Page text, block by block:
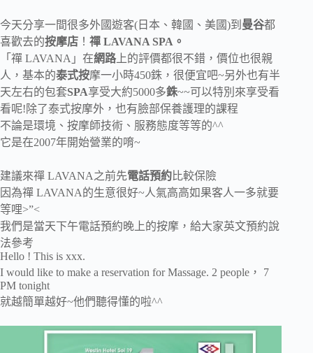
今天分享一間很多外國遊客(日本、韓國、美國)到 曼谷都
喜歡去的按摩店 ！ 禪 LAVANA SPA。
「禪 LAVANA」在網路 上的評價都很不錯，價位也很親
人，基本的泰式按摩一小時450銖，很便宜吧~另外也有半
天左右的包套SPA享受大約5000多銖~~可以特別來享受看
看呢!除了泰式按摩外，也有臉部保養護理的課程
不論是環境、按摩師技術、服務態度等等的^^
它是在2007年開始營業的唷~
建議來禪 LAVANA之前先電話預約比較保險
因為禪 LAVANA的生意很好~人氣高高如果客人一多就要
等哩>”<
我們是當天下午電話預約晚上的按摩，給大家英文預約說
法參考
Hello ! This is xxx.
I would like to make a reservation for Massage. 2 people， 7
PM tonight
就越簡單越好~他們聽得懂的啦^^